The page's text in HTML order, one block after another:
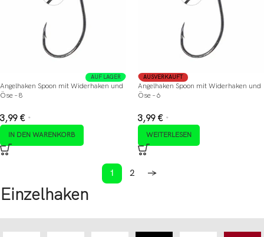
AUF LAGER
Angelhaken Spoon mit Widerhaken und
Öse – 8
3,99 € *
IN DEN WARENKORB
AUSVERKAUFT
Angelhaken Spoon mit Widerhaken und
Öse – 6
3,99 € *
WEITERLESEN
1 2 →
Einzelhaken